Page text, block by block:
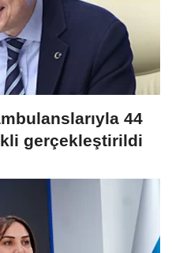
44
gerçekleştirildi